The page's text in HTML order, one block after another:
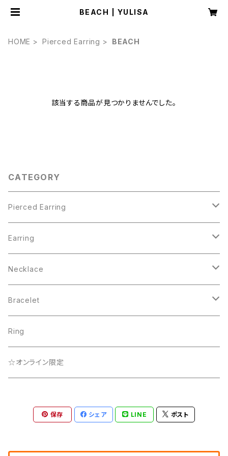
BEACH | YULISA
HOME Pierced Earring BEACH
該当する商品が見つかりませんでした。
CATEGORY
Pierced Earring
Pearl Collection
BEACH
Lady
Que Sera Sera Collection
☆オンライン限定
Earring
Pearl Collection
Que Sera Sera Collection
☆オンライン限定
Necklace
☆オンライン限定
Bracelet
Lady
Ring
☆オンライン限定
保存 シェア LINE ポスト